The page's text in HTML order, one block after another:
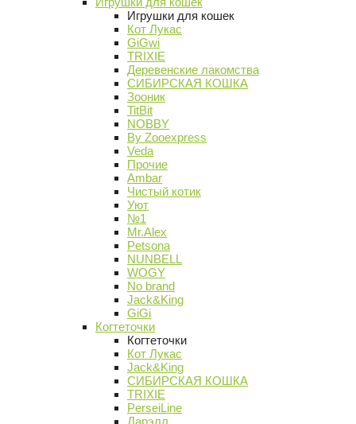
Игрушки для кошек
Кот Лукас
GiGwi
TRIXIE
Деревенские лакомства
СИБИРСКАЯ КОШКА
Зооник
TitBit
NOBBY
By Zooexpress
Veda
Прочие
Ambar
Чистый котик
Уют
№1
Mr.Alex
Petsona
NUNBELL
WOGY
No brand
Jack&King
GiGi
Когтеточки
Когтеточки
Кот Лукас
Jack&King
СИБИРСКАЯ КОШКА
TRIXIE
PerseiLine
Дарэлл